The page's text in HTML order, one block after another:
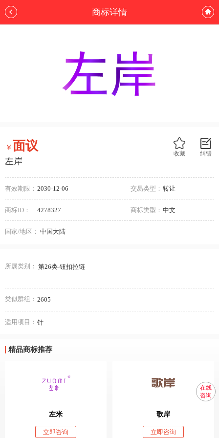
商标详情
纠错
收藏
￥面议
左岸
有效期限： 2030-12-06 交易类型： 转让
商标ID： 4278327 商标类型： 中文
国家/地区： 中国大陆
所属类别： 第26类-钮扣拉链
类似群组： 2605
适用项目： 针
精品商标推荐
左米
立即咨询
歌岸
立即咨询
在线
咨询